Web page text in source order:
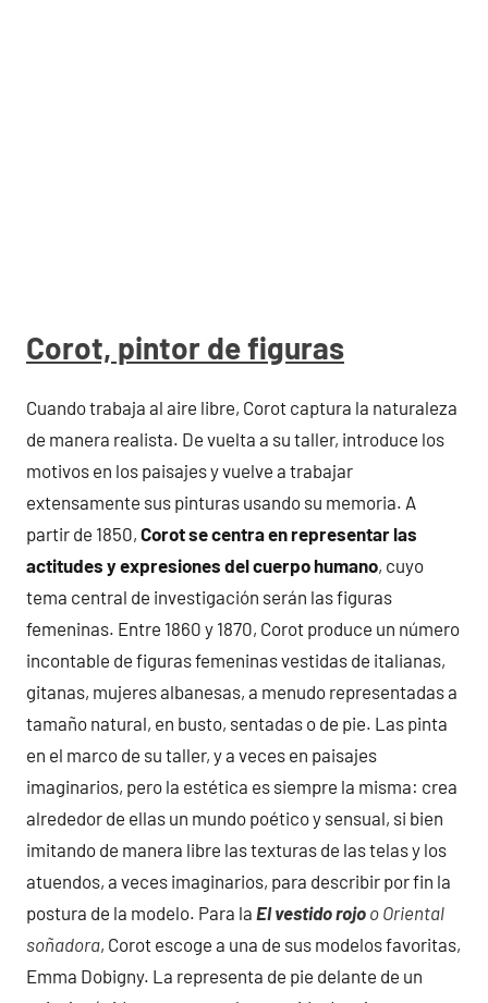
Corot, pintor de figuras
Cuando trabaja al aire libre, Corot captura la naturaleza
de manera realista. De vuelta a su taller, introduce los
motivos en los paisajes y vuelve a trabajar
extensamente sus pinturas usando su memoria. A
partir de 1850, Corot se centra en representar las
actitudes y expresiones del cuerpo humano, cuyo
tema central de investigación serán las figuras
femeninas. Entre 1860 y 1870, Corot produce un número
incontable de figuras femeninas vestidas de italianas,
gitanas, mujeres albanesas, a menudo representadas a
tamaño natural, en busto, sentadas o de pie. Las pinta
en el marco de su taller, y a veces en paisajes
imaginarios, pero la estética es siempre la misma: crea
alrededor de ellas un mundo poético y sensual, si bien
imitando de manera libre las texturas de las telas y los
atuendos, a veces imaginarios, para describir por fin la
postura de la modelo. Para la El vestido rojo o Oriental
soñadora, Corot escoge a una de sus modelos favoritas,
Emma Dobigny. La representa de pie delante de un